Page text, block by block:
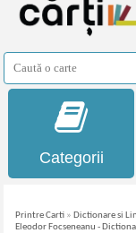
Categorii
Printre Carti » Dictionare si
Eleodor Focseneanu -